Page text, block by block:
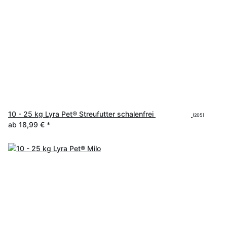
10 - 25 kg Lyra Pet® Streufutter schalenfrei (205)
ab 18,99 € *